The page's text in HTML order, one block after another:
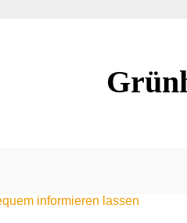
informieren lassen